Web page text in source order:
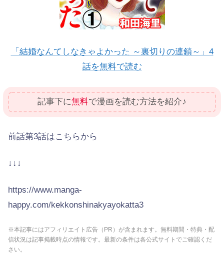
「結婚なんてしなきゃよかった ～裏切りの連鎖～」4
話を無料で読む
記事下に無料で漫画を読む方法を紹介♪
前話第3話はこちらから
↓↓↓
https://www.manga-
happy.com/kekkonshinakyayokatta3
※本記事にはアフィリエイト広告（PR）が含まれます。無料期間・特典・配
信状況は記事掲載時点の情報です。最新の条件は各公式サイトでご確認くだ
さい。